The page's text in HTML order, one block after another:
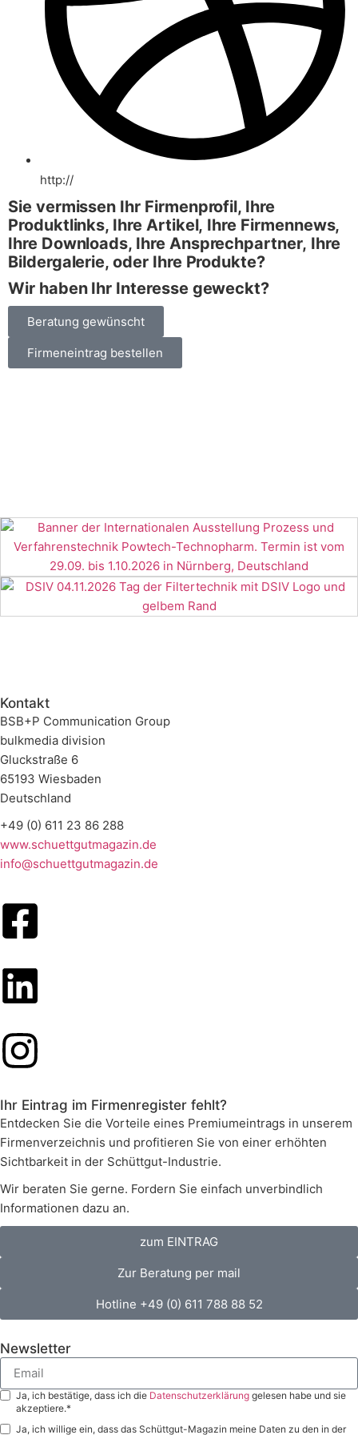
http://
Sie vermissen Ihr Firmenprofil, Ihre
Produktlinks, Ihre Artikel, Ihre Firmennews,
Ihre Downloads, Ihre Ansprechpartner, Ihre
Bildergalerie, oder Ihre Produkte?
Wir haben Ihr Interesse geweckt?
Beratung gewünscht
Firmeneintrag bestellen
Kontakt
BSB+P Communication Group
bulkmedia division
Gluckstraße 6
65193 Wiesbaden
Deutschland
+49 (0) 611 23 86 288
www.schuettgutmagazin.de
info@schuettgutmagazin.de
Ihr Eintrag im Firmenregister fehlt?
Entdecken Sie die Vorteile eines Premiumeintrags in unserem
Firmenverzeichnis und profitieren Sie von einer erhöhten
Sichtbarkeit in der Schüttgut-Industrie.
Wir beraten Sie gerne. Fordern Sie einfach unverbindlich
Informationen dazu an.
zum EINTRAG
Zur Beratung per mail
Hotline +49 (0) 611 788 88 52
Newsletter
Ja, ich bestätige, dass ich die Datenschutzerklärung gelesen habe und sie
akzeptiere.*
Ja, ich willige ein, dass das Schüttgut-Magazin meine Daten zu den in der